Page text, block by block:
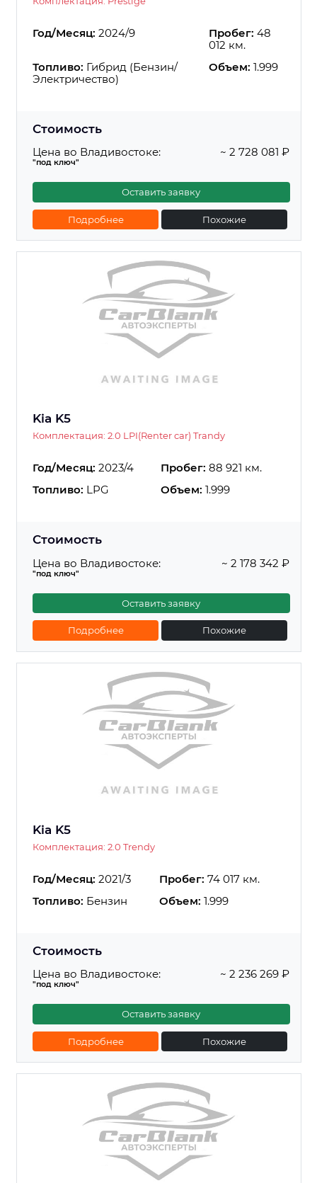
Год/Месяц: 2024/9 Пробег: 48
012 км.
Топливо: Гибрид (Бензин/
Электричество)
Объем: 1.999
Стоимость
Цена во Владивостоке:
"под ключ"
~ 2 728 081 ₽
Оставить заявку
Подробнее Похожие
Kia K5
Комплектация: 2.0 LPI(Renter car) Trandy
Год/Месяц: 2023/4 Пробег: 88 921 км.
Топливо: LPG Объем: 1.999
Стоимость
Цена во Владивостоке:
"под ключ"
~ 2 178 342 ₽
Оставить заявку
Подробнее Похожие
Kia K5
Комплектация: 2.0 Trendy
Год/Месяц: 2021/3 Пробег: 74 017 км.
Топливо: Бензин Объем: 1.999
Стоимость
Цена во Владивостоке:
"под ключ"
~ 2 236 269 ₽
Оставить заявку
Подробнее Похожие